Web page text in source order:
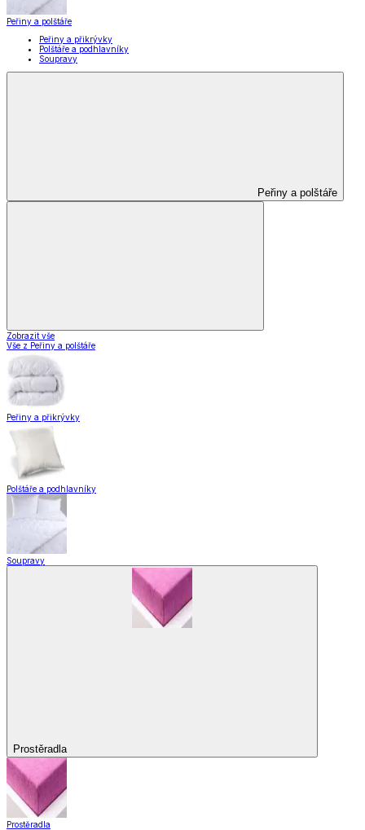
Peřiny a polštáře
Peřiny a přikrývky
Polštáře a podhlavníky
Soupravy
Peřiny a polštáře
Zobrazit vše
Vše z Peřiny a polštáře
Peřiny a přikrývky
Polštáře a podhlavníky
Soupravy
Prostěradla
Prostěradla